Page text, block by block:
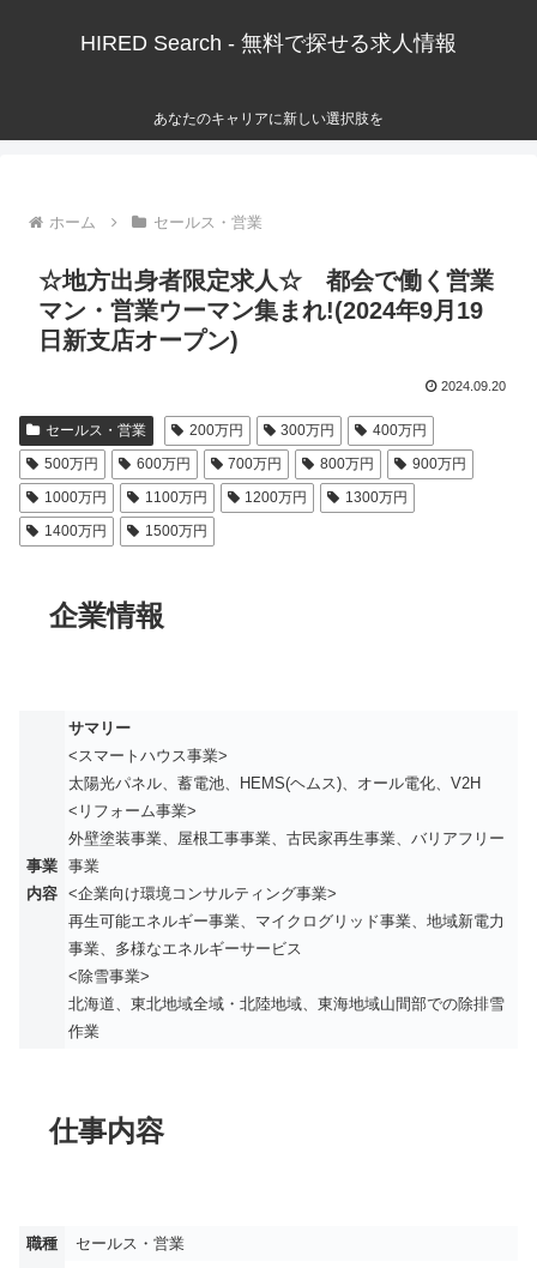
HIRED Search - 無料で探せる求人情報
あなたのキャリアに新しい選択肢を
ホーム セールス・営業
☆地方出身者限定求人☆ 都会で働く営業
マン・営業ウーマン集まれ!(2024年9月19
日新支店オープン)
2024.09.20
セールス・営業 200万円 300万円
400万円
500万円
600万円 700万円 800万円
900万円
1000万円
1100万円 1200万円
1300万円
1400万円
1500万円
企業情報
事業
内容
サマリー
<スマートハウス事業>
太陽光パネル、蓄電池、HEMS(ヘムス)、オール電化、V2H
<リフォーム事業>
外壁塗装事業、屋根工事事業、古民家再生事業、バリアフリー
事業
<企業向け環境コンサルティング事業>
再生可能エネルギー事業、マイクログリッド事業、地域新電力
事業、多様なエネルギーサービス
<除雪事業>
北海道、東北地域全域・北陸地域、東海地域山間部での除排雪
作業
仕事内容
職種
セールス・営業